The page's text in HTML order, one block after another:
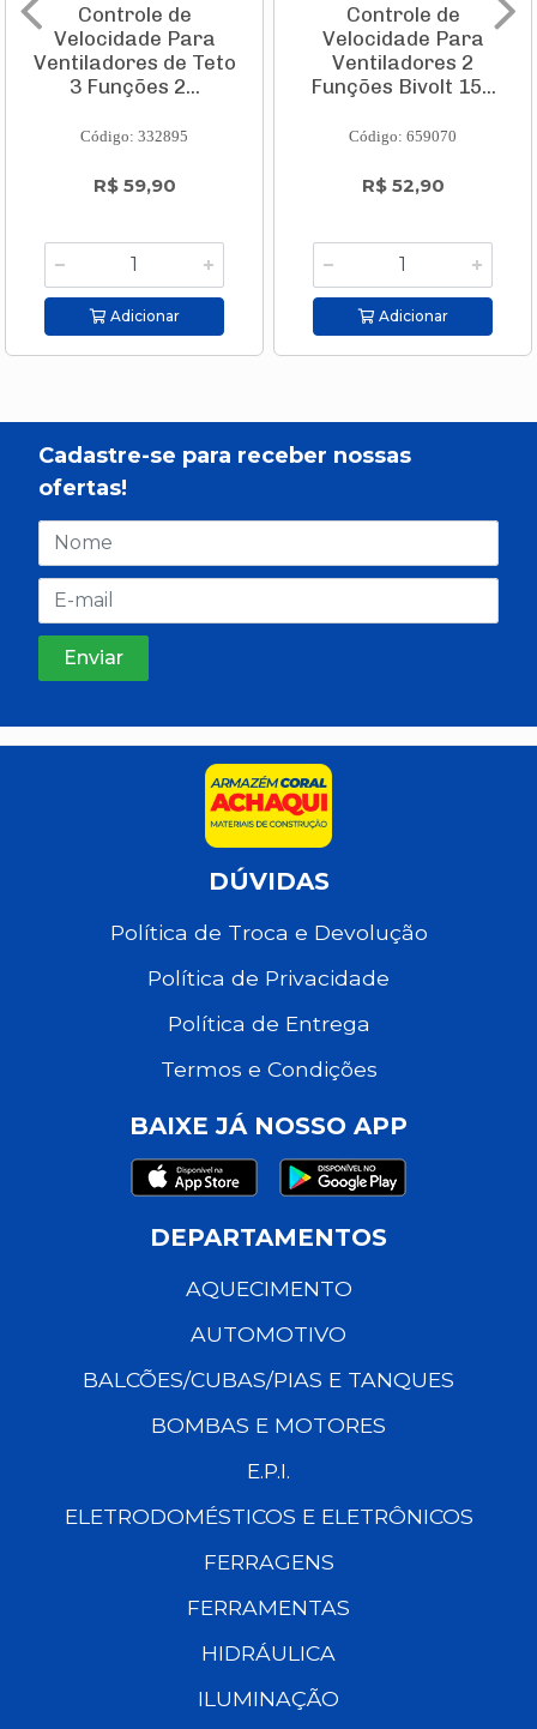
Controle de
Velocidade Para
Ventiladores de Teto
3 Funções 2...
Código: 332895
R$ 59,90
Adicionar
Controle de
Velocidade Para
Ventiladores 2
Funções Bivolt 15...
Código: 659070
R$ 52,90
Adicionar
Cadastre-se para receber nossas
ofertas!
DÚVIDAS
Política de Troca e Devolução
Política de Privacidade
Política de Entrega
Termos e Condições
BAIXE JÁ NOSSO APP
DEPARTAMENTOS
AQUECIMENTO
AUTOMOTIVO
BALCÕES/CUBAS/PIAS E TANQUES
BOMBAS E MOTORES
E.P.I.
ELETRODOMÉSTICOS E ELETRÔNICOS
FERRAGENS
FERRAMENTAS
HIDRÁULICA
ILUMINAÇÃO